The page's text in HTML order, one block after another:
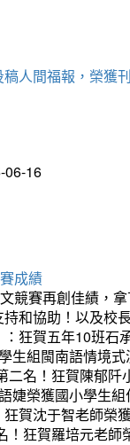
人間福報，榮獲
06-16
成績
競賽再創佳績，
和協助！以及校
狂賀五年10班石
生組閩南語情境
二名！狂賀陳郁
婕榮獲國小學生
賀沈于智老師榮
！狂賀羅培元老